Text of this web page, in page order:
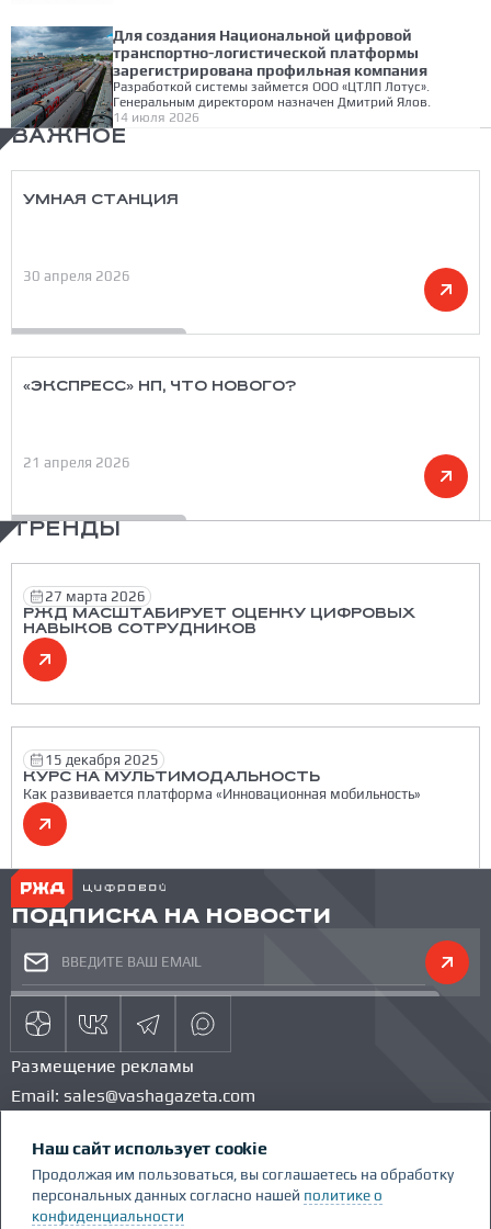
Для создания Национальной цифровой
транспортно-логистической платформы
зарегистрирована профильная компания
Разработкой системы займется ООО «ЦТЛП Лотус».
Генеральным директором назначен Дмитрий Ялов.
14 июля 2026
ВАЖНОЕ
УМНАЯ СТАНЦИЯ
30 апреля 2026
«ЭКСПРЕСС» НП, ЧТО НОВОГО?
21 апреля 2026
ТРЕНДЫ
27 марта 2026
РЖД МАСШТАБИРУЕТ ОЦЕНКУ ЦИФРОВЫХ
НАВЫКОВ СОТРУДНИКОВ
15 декабря 2025
КУРС НА МУЛЬТИМОДАЛЬНОСТЬ
Как развивается платформа «Инновационная мобильность»
ПОДПИСКА НА НОВОСТИ
Размещение рекламы
Email: sales@vashagazeta.com
КОМАНДА ПРОЕКТА
КОНКУРС
ГЛОССАРИЙ
Сделано Люди.People
Наш сайт использует cookie
Продолжая им пользоваться, вы соглашаетесь на обработку
персональных данных согласно нашей политике о
конфиденциальности